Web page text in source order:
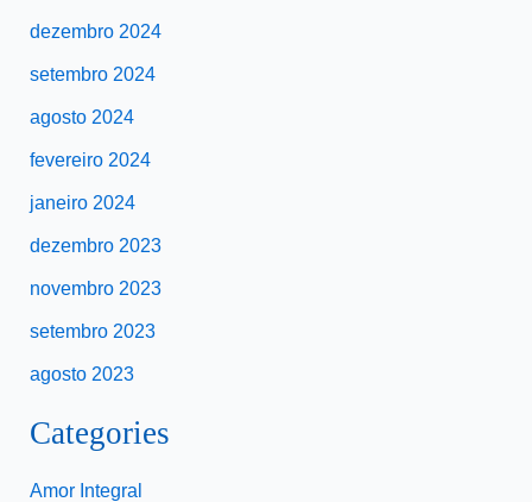
dezembro 2024
setembro 2024
agosto 2024
fevereiro 2024
janeiro 2024
dezembro 2023
novembro 2023
setembro 2023
agosto 2023
Categories
Amor Integral